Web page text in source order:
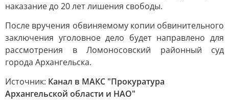
наказание до 20 лет лишения свободы.
После вручения обвиняемому копии обвинительного
заключения уголовное дело будет направлено для
рассмотрения в Ломоносовский районный суд
города Архангельска.
Источник: Канал в МАКС "Прокуратура
Архангельской области и НАО"